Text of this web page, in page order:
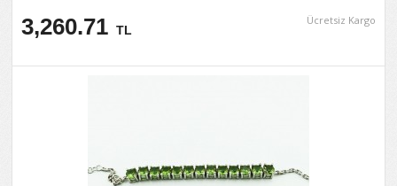
3,260.71 TL
Ücretsiz Kargo